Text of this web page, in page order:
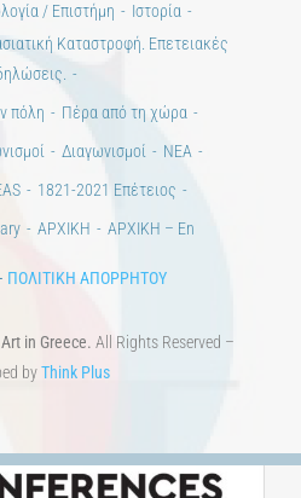
/ Επιστήμη
Ιστορία
Καταστροφή. Επετειακές
πόλη
Πέρα από τη χώρα
Διαγωνισμοί
ΝΕΑ
1821-2021 Επέτειος
ΑΡΧΙΚΗ ΑΡΧΙΚΗ – En
ΠΟΛΙΤΙΚΗ ΑΠΟΡΡΗΤΟΥ
in Greece. All Rights Reserved –
byThink Plus